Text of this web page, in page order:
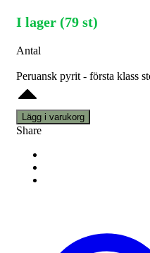
I lager (79 st)
Antal
Peruansk pyrit - första klass
Lägg i varukorg
Share